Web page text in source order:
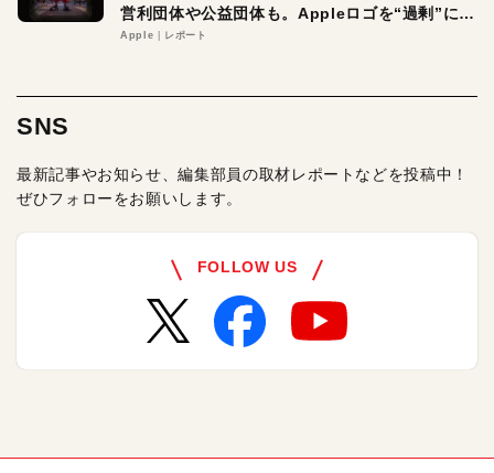
営利団体や公益団体も。Appleロゴを“過剰”に守
る理由とは
Apple レポート
SNS
最新記事やお知らせ、編集部員の取材レポートなどを投稿中！
ぜひフォローをお願いします。
FOLLOW US